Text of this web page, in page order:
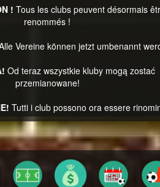
! Tous les clubs peuvent désormais
renommés !
Vereine können jetzt umbenannt
Od teraz wszystkie kluby mogą zostać
przemianowane!
Tutti i club possono ora essere